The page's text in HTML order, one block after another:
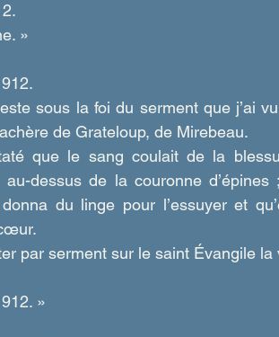
»
sous la foi du serment que j’ai
de Grateloup, de Mirebeau.
que le sang coulait de la
dessus de la couronne d’épines
donna du linge pour l’essuyer et
par serment sur le saint Évangile
»